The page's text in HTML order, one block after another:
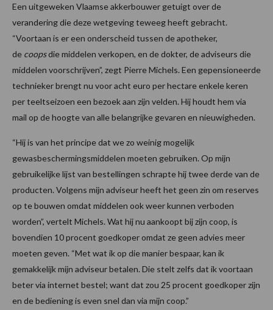
Een uitgeweken Vlaamse akkerbouwer getuigt over de
verandering die deze wetgeving teweeg heeft gebracht.
“Voortaan is er een onderscheid tussen de apotheker,
de coopsdie middelen verkopen, en de dokter, de adviseurs die
middelen voorschrijven”, zegt Pierre Michels. Een gepensioneerde
technieker brengt nu voor acht euro per hectare enkele keren
per teeltseizoen een bezoek aan zijn velden. Hij houdt hem via
mail op de hoogte van alle belangrijke gevaren en nieuwigheden.
“Hij is van het principe dat we zo weinig mogelijk
gewasbeschermingsmiddelen moeten gebruiken. Op mijn
gebruikelijke lijst van bestellingen schrapte hij twee derde van de
producten. Volgens mijn adviseur heeft het geen zin om reserves
op te bouwen omdat middelen ook weer kunnen verboden
worden”, vertelt Michels. Wat hij nu aankoopt bij zijn coop, is
bovendien 10 procent goedkoper omdat ze geen advies meer
moeten geven. “Met wat ik op die manier bespaar, kan ik
gemakkelijk mijn adviseur betalen. Die stelt zelfs dat ik voortaan
beter via internet bestel; want dat zou 25 procent goedkoper zijn
en de bediening is even snel dan via mijn coop.”